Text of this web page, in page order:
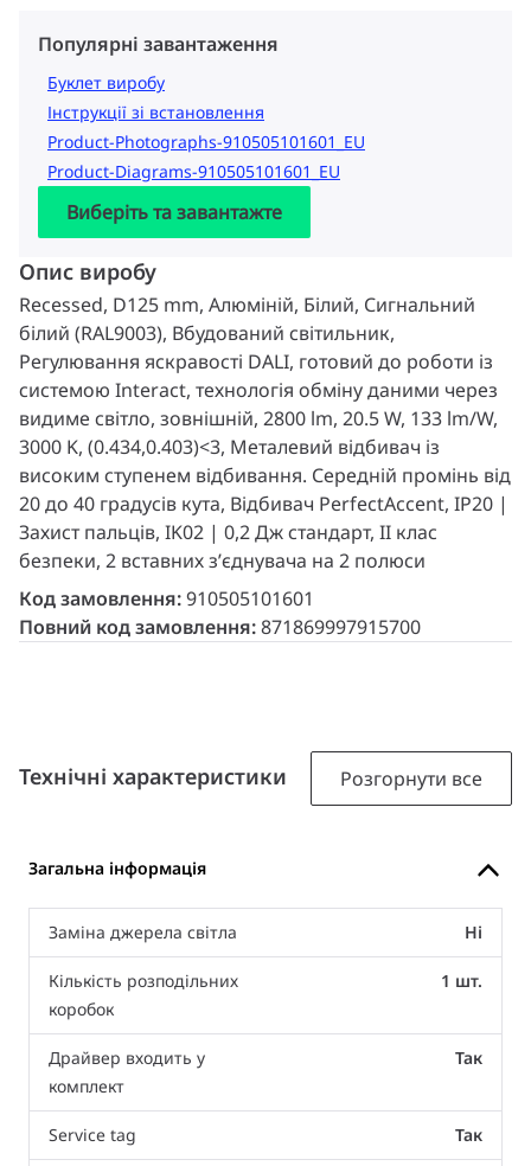
Популярні завантаження
Буклет виробу
Інструкції зі встановлення
Product-Photographs-910505101601_EU
Product-Diagrams-910505101601_EU
Виберіть та завантажте
Опис виробу
Recessed, D125 mm, Алюміній, Білий, Сигнальний
білий (RAL9003), Вбудований світильник,
Регулювання яскравості DALI, готовий до роботи із
системою Interact, технологія обміну даними через
видиме світло, зовнішній, 2800 lm, 20.5 W, 133 lm/W,
3000 K, (0.434,0.403)<3, Металевий відбивач із
високим ступенем відбивання. Середній промінь від
20 до 40 градусів кута, Відбивач PerfectAccent, IP20 |
Захист пальців, IK02 | 0,2 Дж стандарт, II клас
безпеки, 2 вставних з’єднувача на 2 полюси
Код замовлення:910505101601
Повний код замовлення:871869997915700
Технічні характеристики Розгорнути все
Загальна інформація
Заміна джерела світла Ні
Кількість розподільних
коробок
1 шт.
Драйвер входить у
комплект
Так
Service tag Так